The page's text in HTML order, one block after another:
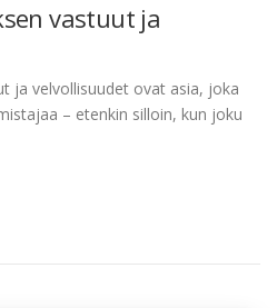
vastuut ja
ja velvollisuudet ovat asia, joka
– etenkin silloin, kun joku